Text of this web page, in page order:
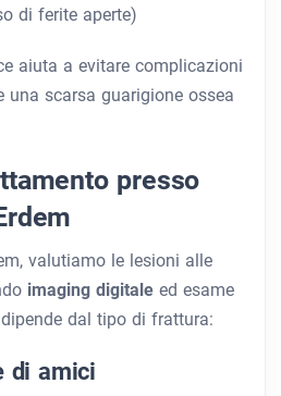
di ferite aperte)
aiuta a evitare complicazioni
una scarsa guarigione ossea
presso
valutiamo le lesioni alle
imaging digitale ed esame
dal tipo di frattura:
di amici